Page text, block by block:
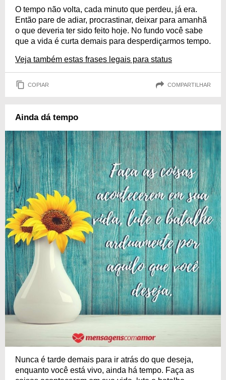
O tempo não volta, cada minuto que perdeu, já era.
Então pare de adiar, procrastinar, deixar para amanhã
o que deveria ter sido feito hoje. No fundo você sabe
que a vida é curta demais para desperdiçarmos tempo.
Veja também estas frases legais para status
COPIAR COMPARTILHAR
Ainda dá tempo
Nunca é tarde demais para ir atrás do que deseja,
enquanto você está vivo, ainda há tempo. Faça as